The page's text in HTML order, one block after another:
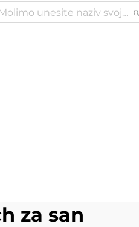
za san